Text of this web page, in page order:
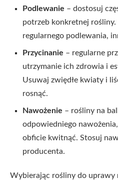
Podlewanie – dostosuj
potrzeb konkretnej
regularnego podlewania,
Przycinanie – regularne
utrzymanie ich zdrowia i
Usuwaj zwiędłe kwiaty i
rosnąć.
Nawożenie – rośliny na
odpowiedniego
obficie kwitnąć. Stosuj
producenta.
Wybierając rośliny do